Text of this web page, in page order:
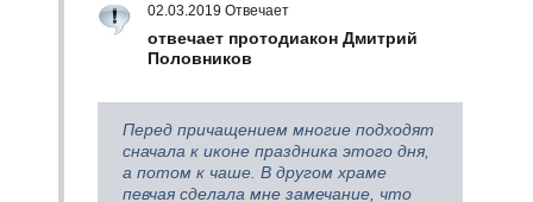
02.03.2019 Отвечает
отвечает протодиакон Дмитрий
Половников
Перед причащением многие подходят
сначала к иконе праздника этого дня,
а потом к чаше. В другом храме
певчая сделала мне замечание, что